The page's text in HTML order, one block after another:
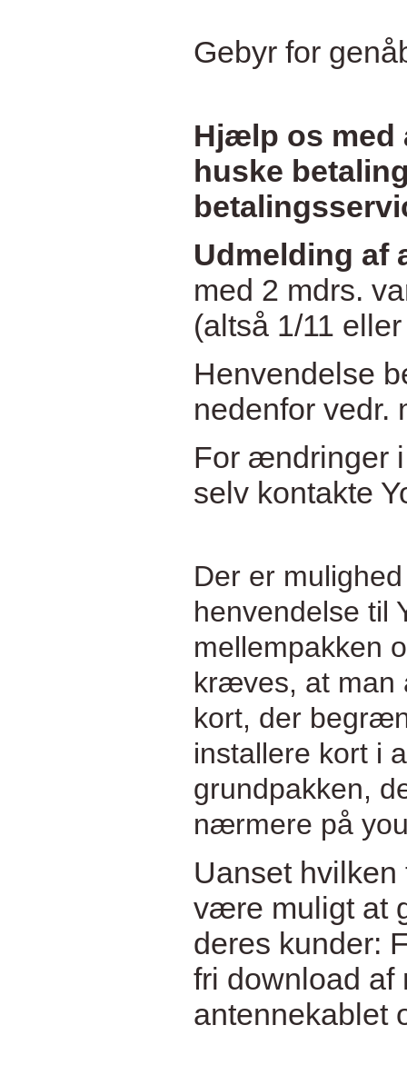
Gebyr for
Hjælp os med
huske
Udmelding af
med 2 mdrs.
(altså 1/11
Henvendelse
nedenfor vedr.
For ændringer
selv kontakte
Der er
henvendelse til
mellempakken
kræves, at man
kort, der
installere kort i
grundpakken,
nærmere på
Uanset
være muligt at
deres kunder:
fri download af
antennekablet